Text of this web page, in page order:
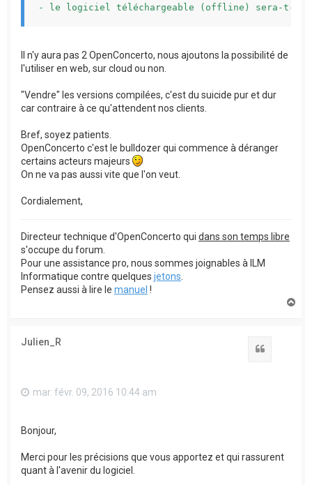
- le logiciel téléchargeable (offline) sera-t-il
Il n'y aura pas 2 OpenConcerto, nous ajoutons la possibilité de
l'utiliser en web, sur cloud ou non.
"Vendre" les versions compilées, c'est du suicide pur et dur
car contraire à ce qu'attendent nos clients.
Bref, soyez patients.
OpenConcerto c'est le bulldozer qui commence à déranger
certains acteurs majeurs
On ne va pas aussi vite que l'on veut.
Cordialement,
Directeur technique d'OpenConcerto qui dans son temps libre
s'occupe du forum.
Pour une assistance pro, nous sommes joignables à ILM
Informatique contre quelques jetons
Pensez aussi à lire le manuel !
Julien_R
mar. févr. 09, 2016 10:44 am
Bonjour,
Merci pour les précisions que vous apportez et qui rassurent
quant à l'avenir du logiciel.